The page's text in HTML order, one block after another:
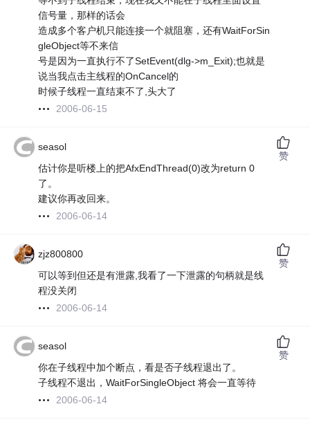
信号量，那样的话会
造成多个客户机只能连接一个就阻塞，还有WaitForSin
gleObject等不来信
号是因为一直执行不了SetEvent(dlg->m_Exit);也就是
说当我点击主线程的OnCancel的
时候子线程一直结束不了,头大了
2006-06-15
seasol
估计你是听楼上的把AfxEndThread(0)改为return 0
了。
建议你再改回来。
2006-06-14
赞
zjz800800
可以等到但还是有泄露,我看了一下泄露的句柄就是线
程没关闭
2006-06-14
赞
seasol
你在子线程中加个断点，看是否子线程退出了。
子线程不退出，WaitForSingleObject 将会一直等待
2006-06-14
赞